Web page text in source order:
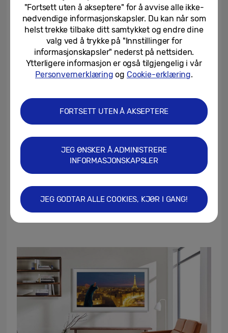
Samsung Art Store. Med innhold fra Walt
Disney Animation Studios, Pixar Animation
Studios, Marvel, Lucasfilm og National
Geographic kan Disney-fans kuratere og
vise frem et galleri med sine mest elskede
Samsung Art Store kan du også nyte
utvalgte samlinger fra ledende
internasjonale museer som Louvre og Tate,
og kunstnere fra Monet til Van Gogh.
Samsung Art Store gjør det enklere enn
noen gang å bringe opplevelsen av et
nye kuraterte Disney-samlingen tilbyr enda
flere fengslende kunstverk å velge mellom.
"Fortsett uten å akseptere" for å avvise alle ikke-
nødvendige informasjonskapsler. Du kan når som
helst trekke tilbake ditt samtykket og endre dine
valg ved å trykke på "Innstillinger for
informasjonskapsler" nederst på nettsiden.
Ytterligere informasjon er også tilgjengelig i vår
Personvernerklæring og Cookie-erklæring.
FORTSETT UTEN Å AKSEPTERE
JEG ØNSKER Å ADMINISTRERE
INFORMASJONSKAPSLER
JEG GODTAR ALLE COOKIES, KJØR I GANG!